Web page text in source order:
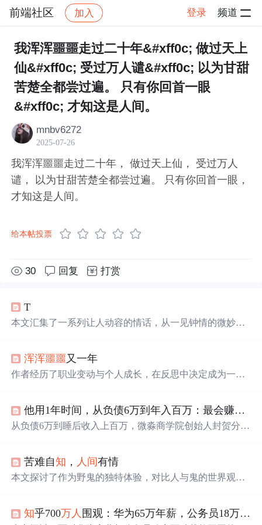
前端社区 加入 登录 频道
社区 前端社区 感慨 帖子详情
我浑浑噩噩走过二十年&#xff0c; 做过天上
仙&#xff0c; 受过万人谴&#xff0c; 以为甘甜
苦楚全都尝过遍。 只有你回首一眼
&#xff0c; 才知这是人间。
mnbv6272
2025-07-26
我浑浑噩噩走过二十年， 做过天上仙， 受过万人
谴， 以为甘甜苦楚全都尝过遍。 只有你回首一眼，
才知这是人间。
给本帖投票
30 回复 打赏
T
本文汇集了一系列让人动容的情话，从一见钟情的微妙到
都能触动人心。
浑浑噩噩又一年
作者经历了职业变动与个人成长，在反思中决定成为一个
他用1年时间，从负债6万到年入百万：最会赚钱的人，都在做这件事
从负债6万到睡后收入上百万，微淼商学院创始人封贺分享
滚雪球。
苦难自 知 ， 人间有情
本文探讨了作为野鬼的独特体验，对比人与鬼的世界观，
知乎700万人 围观：华为65万年薪，公务员18万年薪，怎么选？